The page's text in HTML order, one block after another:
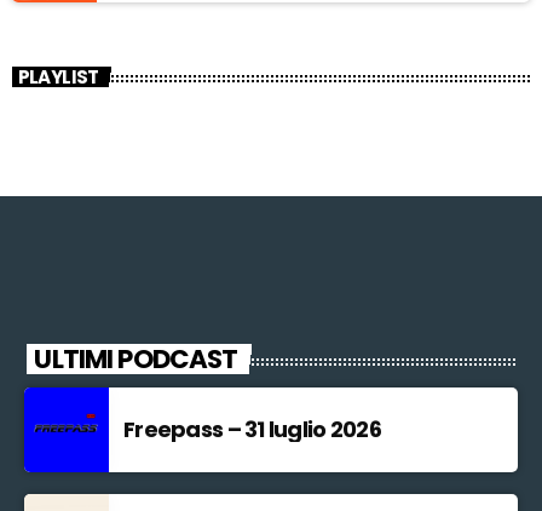
PLAYLIST
ULTIMI PODCAST
Freepass – 31 luglio 2026